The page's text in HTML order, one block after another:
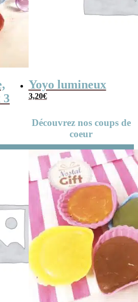
3
Yoyo lumineux
3,20€
Découvrez nos coups de
coeur